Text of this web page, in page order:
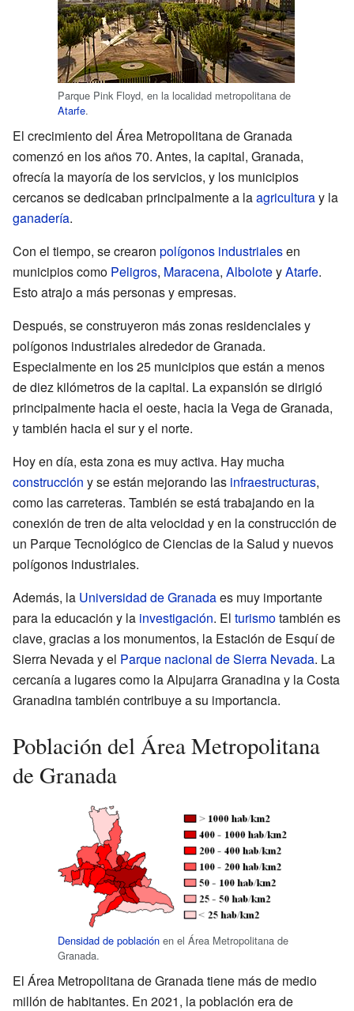
Parque Pink Floyd, en la localidad metropolitana de
Atarfe.
El crecimiento del Área Metropolitana de Granada
comenzó en los años 70. Antes, la capital, Granada,
ofrecía la mayoría de los servicios, y los municipios
cercanos se dedicaban principalmente a laagriculturay la
ganadería.
Con el tiempo, se crearon polígonos industrialesen
municipios como Peligros, Maracena, AlboloteyAtarfe.
Esto atrajo a más personas y empresas.
Después, se construyeron más zonas residenciales y
polígonos industriales alrededor de Granada.
Especialmente en los 25 municipios que están a menos
de diez kilómetros de la capital. La expansión se dirigió
principalmente hacia el oeste, hacia la Vega de Granada,
y también hacia el sur y el norte.
Hoy en día, esta zona es muy activa. Hay mucha
construcción y se están mejorando las infraestructuras,
como las carreteras. También se está trabajando en la
conexión de tren de alta velocidad y en la construcción de
un Parque Tecnológico de Ciencias de la Salud y nuevos
polígonos industriales.
Además, la Universidad de Granadaes muy importante
para la educación y la investigación. El turismotambién es
clave, gracias a los monumentos, la Estación de Esquí de
Sierra Nevada y el Parque nacional de Sierra Nevada. La
cercanía a lugares como la Alpujarra Granadina y la Costa
Granadina también contribuye a su importancia.
Población del Área Metropolitana
de Granada
Densidad de población en el Área Metropolitana de
Granada.
El Área Metropolitana de Granada tiene más de medio
millón de habitantes. En 2021, la población era de